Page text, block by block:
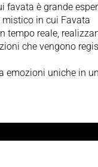
favata è grande
in cui Favata
tempo reale,
che vengono
emozioni uniche in